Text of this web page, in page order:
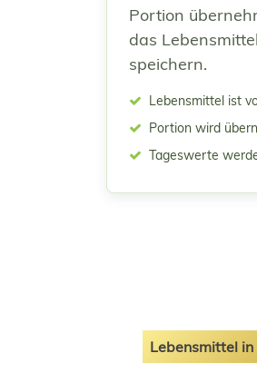
Portion
das
speichern.
Lebensmittel ist
Portion wird
Tageswerte
Lebensmittel